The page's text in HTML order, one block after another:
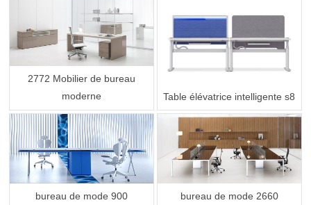
2772 Mobilier de bureau
moderne
Table élévatrice intelligente s8
bureau de mode 900 bureau de mode 2660